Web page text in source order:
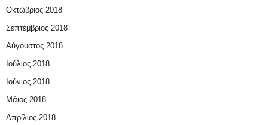
Οκτώβριος 2018
Σεπτέμβριος 2018
Αύγουστος 2018
Ιούλιος 2018
Ιούνιος 2018
Μάιος 2018
Απρίλιος 2018